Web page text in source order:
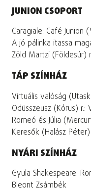
JUNION CSOPORT
Caragiale: Café Junion
A jó pálinka itassa
Zöld Martzi (Földesúr)
TÁP SZÍNHÁZ
Virtuális valóság
Odüsszeusz (Kórus) r.:
Romeó és Júlia
Keresők (Halász
NYÁRI SZÍNHÁZ
Gyula Shakespeare:
Bleont Zsámbék